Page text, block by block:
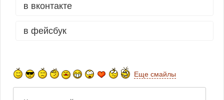
в вконтакте
в фейсбук
Еще смайлы